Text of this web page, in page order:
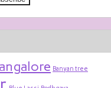
Banyan tree